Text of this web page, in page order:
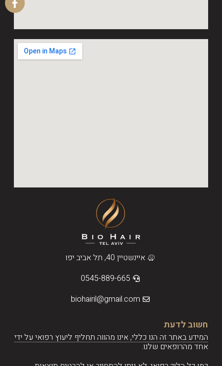
איינשטיין 40, תל אביב יפו
0545-889-665
biohairil@gmail.com
חשוב לדעת
המידע באתר זה הנו כללי, אינו מהווה תחליף ליעוץ רפואי על ידי
אחד מהרופאים שלנו.